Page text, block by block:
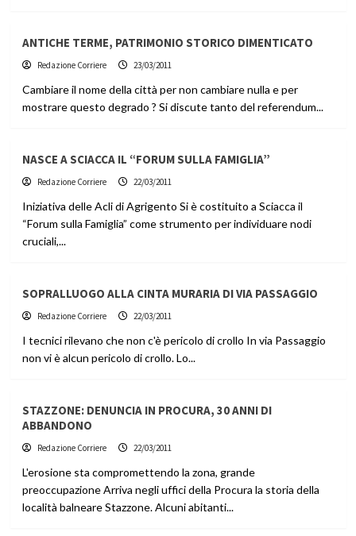
ANTICHE TERME, PATRIMONIO STORICO DIMENTICATO
Redazione Corriere 23/03/2011
Cambiare il nome della città per non cambiare nulla e per
mostrare questo degrado ? Si discute tanto del referendum...
NASCE A SCIACCA IL “FORUM SULLA FAMIGLIA”
Redazione Corriere 22/03/2011
Iniziativa delle Acli di Agrigento Si è costituito a Sciacca il
“Forum sulla Famiglia” come strumento per individuare nodi
cruciali,...
SOPRALLUOGO ALLA CINTA MURARIA DI VIA PASSAGGIO
Redazione Corriere 22/03/2011
I tecnici rilevano che non c'è pericolo di crollo In via Passaggio
non vi è alcun pericolo di crollo. Lo...
STAZZONE: DENUNCIA IN PROCURA, 30 ANNI DI
ABBANDONO
Redazione Corriere 22/03/2011
L'erosione sta compromettendo la zona, grande
preoccupazione Arriva negli uffici della Procura la storia della
località balneare Stazzone. Alcuni abitanti...